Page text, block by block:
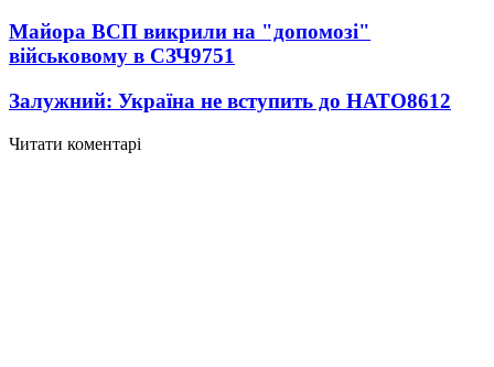
Майора ВСП викрили на "допомозі"
військовому в СЗЧ9751
Залужний: Україна не вступить до НАТО8612
Читати коментарі